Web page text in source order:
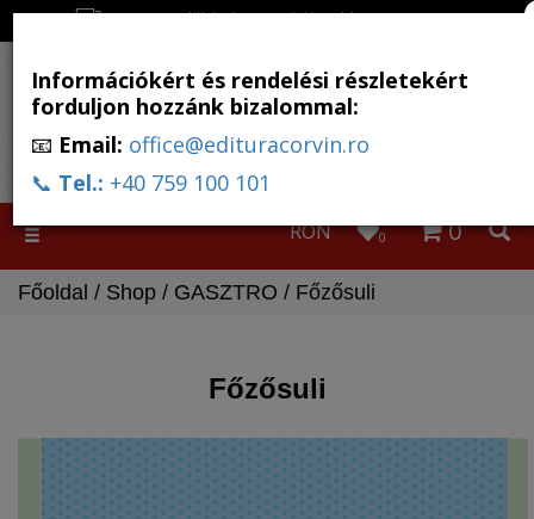
Ingyenes szállítás, ha a rendelés több, mint 500 RON
Toggle
0
0
RON
Főoldal / Shop / GASZTRO / Főzősuli
Főzősuli
Információkért és rendelési részletekért
forduljon hozzánk bizalommal:
📧 Email: office@edituracorvin.ro
📞 Tel.: +40 759 100 101